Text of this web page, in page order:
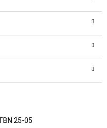
25-05